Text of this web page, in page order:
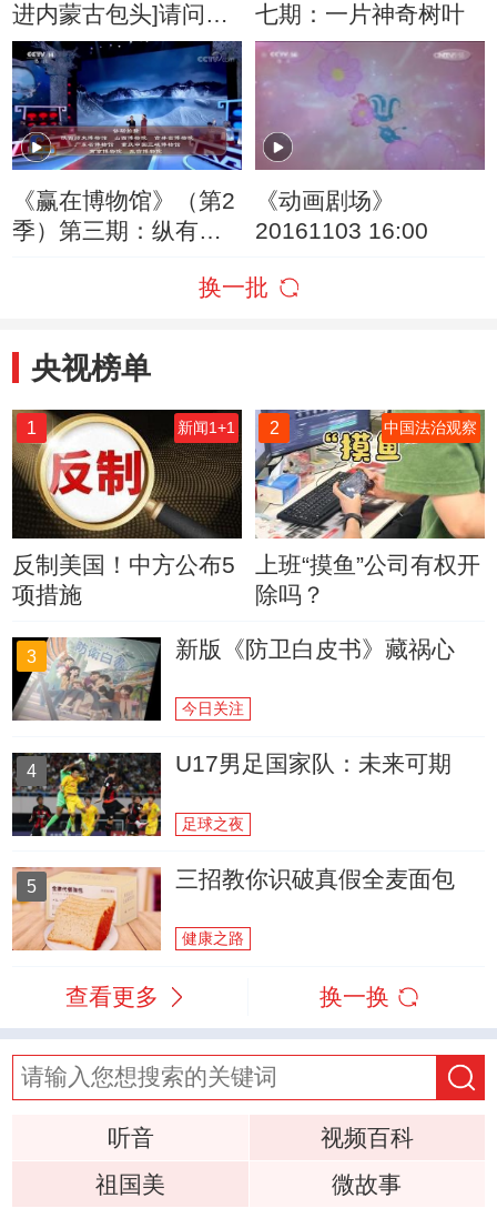
进内蒙古包头]请问陈
怡姐姐：你喜欢唱歌
吗？
七期：一片神奇树叶
《赢在博物馆》（第2
季）第三期：纵有千
《动画剧场》
20161103 16:00
换一批
央视榜单
1 新闻1+1
反制美国！中方公布5
项措施
2 中国法治观察
上班“摸鱼”公司有权开
除吗？
3 新版《防卫白皮书》藏祸心
今日关注
4 U17男足国家队：未来可期
足球之夜
5 三招教你识破真假全麦面包
健康之路
查看更多 换一换
听音
视频百科
祖国美
微故事